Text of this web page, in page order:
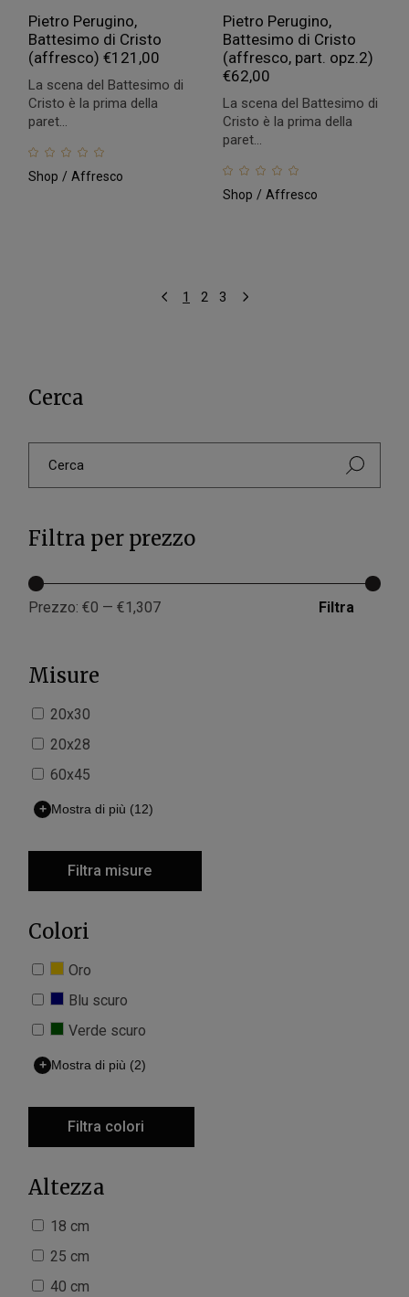
Pietro Perugino,
Battesimo di Cristo
(affresco)€121,00
La scena del Battesimo di
Cristo è la prima della
paret...
Shop Affresco
Pietro Perugino,
Battesimo di Cristo
(affresco, part. opz.2)
€62,00
La scena del Battesimo di
Cristo è la prima della
paret...
Shop Affresco
1 2 3
Cerca
Filtra per prezzo
Prezzo:€0 —€1,307 Filtra
Misure
20x30
20x28
60x45
+ Mostra di più (12)
Filtra misure
Colori
Oro
Blu scuro
Verde scuro
+ Mostra di più (2)
Filtra colori
Altezza
18 cm
25 cm
40 cm